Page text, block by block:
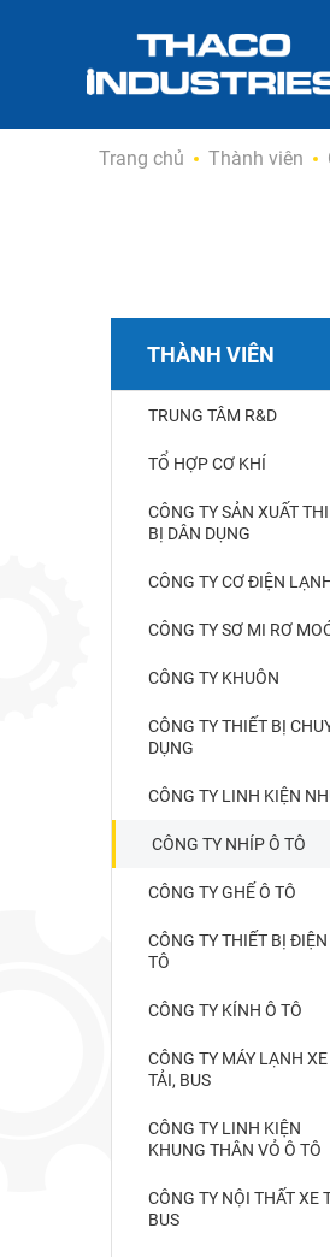
Trang chủ Thành viên
THÀNH VIÊN
TRUNG TÂM R&D
TỔ HỢP CƠ KHÍ
CÔNG TY SẢN XUẤT
BỊ DÂN DỤNG
CÔNG TY CƠ ĐIỆN
CÔNG TY SƠ MI RƠ
CÔNG TY KHUÔN
CÔNG TY THIẾT BỊ
DỤNG
CÔNG TY LINH KIỆN
CÔNG TY NHÍP Ô TÔ
CÔNG TY GHẾ Ô TÔ
CÔNG TY THIẾT BỊ ĐIỆN
TÔ
CÔNG TY KÍNH Ô TÔ
CÔNG TY MÁY LẠNH XE
TẢI, BUS
CÔNG TY LINH KIỆN
KHUNG THÂN VỎ Ô TÔ
CÔNG TY NỘI THẤT XE
BUS